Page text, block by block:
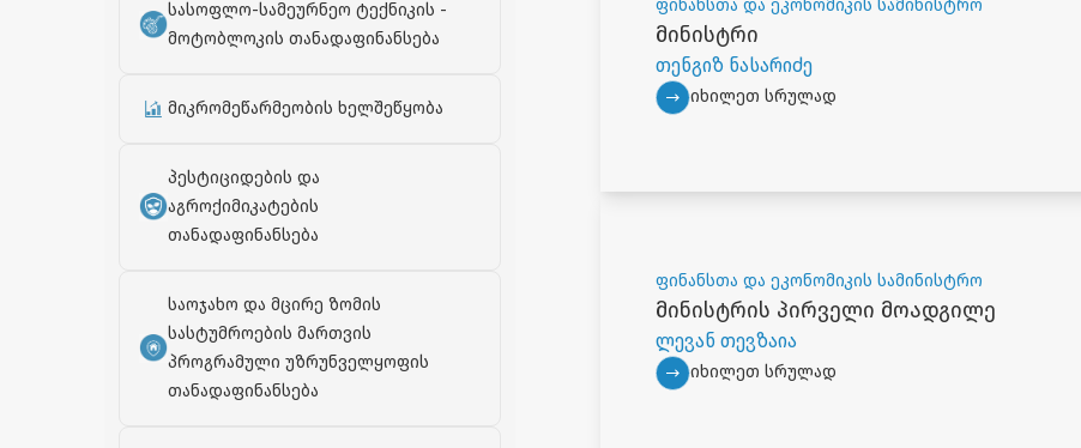
სასოფლო-სამეურნეო ტექნიკის -
მოტობლოკის თანადაფინანსება
მიკრომეწარმეობის ხელშეწყობა
პესტიციდების და
აგროქიმიკატების
თანადაფინანსება
საოჯახო და მცირე ზომის
სასტუმროების მართვის
პროგრამული უზრუნველყოფის
თანადაფინანსება
ფინანსთა და ეკონომიკის სამინისტრო
მინისტრი
თენგიზ ნასარიძე
იხილეთ სრულად
ფინანსთა და ეკონომიკის სამინისტრო
მინისტრის პირველი მოადგილე
ლევან თევზაია
იხილეთ სრულად